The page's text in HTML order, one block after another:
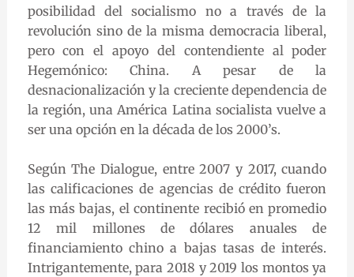
posibilidad del socialismo no a través de la
revolución sino de la misma democracia liberal,
pero con el apoyo del contendiente al poder
Hegemónico: China. A pesar de la
desnacionalización y la creciente dependencia de
la región, una América Latina socialista vuelve a
ser una opción en la década de los 2000’s.
Según The Dialogue, entre 2007 y 2017, cuando
las calificaciones de agencias de crédito fueron
las más bajas, el continente recibió en promedio
12 mil millones de dólares anuales de
financiamiento chino a bajas tasas de interés.
Intrigantemente, para 2018 y 2019 los montos ya